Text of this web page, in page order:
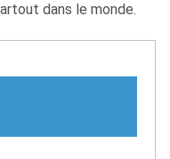
dans le monde.